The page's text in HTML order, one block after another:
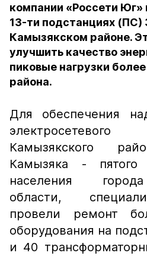
компании «Россети Юг»
13-ти подстанциях (ПС)
Камызякском районе.
улучшить качество
пиковые нагрузки
района.
Для обеспечения
Камызякского
Камызяка - пятого
населения
области,
провели ремонт
оборудования на
и 40